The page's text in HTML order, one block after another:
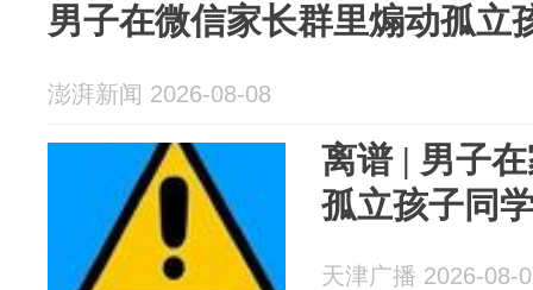
男子在微信家长群里煽动孤立
澎湃新闻 2026-08-08
离谱 | 男子
孤立孩子同
天津广播 2026-08-